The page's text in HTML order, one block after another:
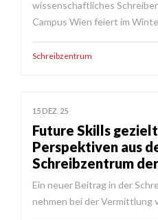
wissenschaftliches
Campus Wien feiert im
Schreibzentrum
15 DEZ. 25
Future Skills
Perspektiven aus
Schreibzentrum
Ein neuer Beitrag in der
nehmen bei der Vermittlung